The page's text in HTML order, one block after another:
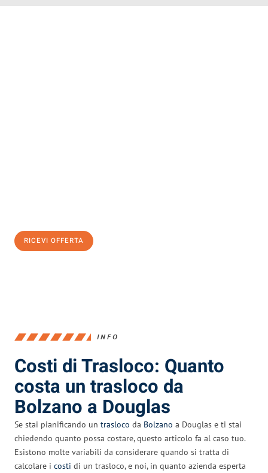
RICEVI OFFERTA
INFO
Costi di Trasloco: Quanto
costa un trasloco da
Bolzano a Douglas
Se stai pianificando un trasloco da Bolzano a Douglas e ti stai
chiedendo quanto possa costare, questo articolo fa al caso tuo.
Esistono molte variabili da considerare quando si tratta di
calcolare i costi di un trasloco, e noi, in quanto azienda esperta